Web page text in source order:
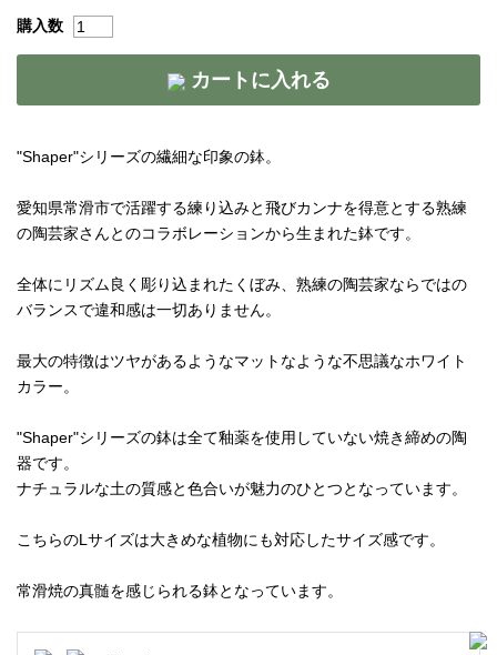
購入数
カートに入れる
"Shaper"シリーズの繊細な印象の鉢。
愛知県常滑市で活躍する練り込みと飛びカンナを得意とする熟練
の陶芸家さんとのコラボレーションから生まれた鉢です。
全体にリズム良く彫り込まれたくぼみ、熟練の陶芸家ならではの
バランスで違和感は一切ありません。
最大の特徴はツヤがあるようなマットなような不思議なホワイト
カラー。
"Shaper"シリーズの鉢は全て釉薬を使用していない焼き締めの陶
器です。
ナチュラルな土の質感と色合いが魅力のひとつとなっています。
こちらのLサイズは大きめな植物にも対応したサイズ感です。
常滑焼の真髄を感じられる鉢となっています。